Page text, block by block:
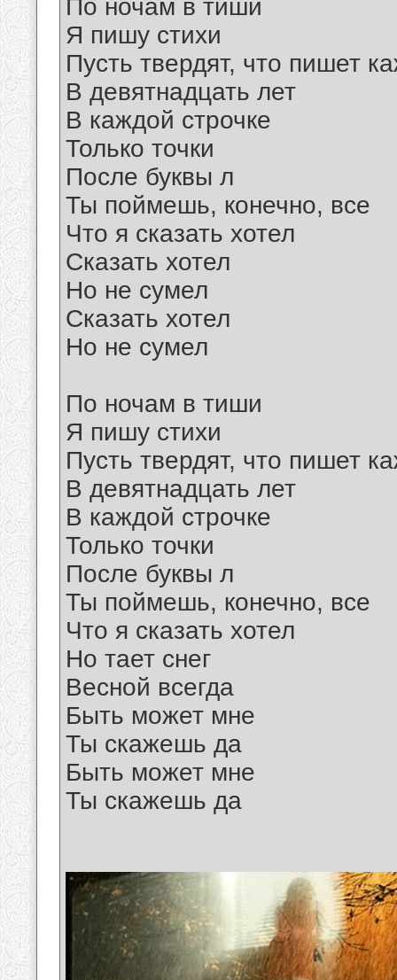
По ночам в тиши
Я пишу стихи
Пусть твердят, что пишет
В девятнадцать лет
В каждой строчке
Только точки
После буквы л
Ты поймешь, конечно, все
Что я сказать хотел
Сказать хотел
Но не сумел
Сказать хотел
Но не сумел
По ночам в тиши
Я пишу стихи
Пусть твердят, что пишет
В девятнадцать лет
В каждой строчке
Только точки
После буквы л
Ты поймешь, конечно, все
Что я сказать хотел
Но тает снег
Весной всегда
Быть может мне
Ты скажешь да
Быть может мне
Ты скажешь да